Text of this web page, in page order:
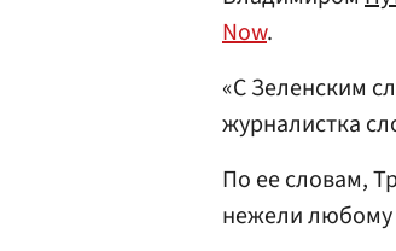
Now.
«С Зеленским
журналистка
По ее словам,
нежели любому